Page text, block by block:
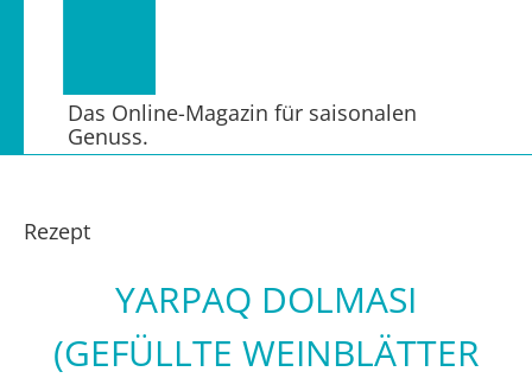
Das Online-Magazin für saisonalen
Genuss.
Rezept
YARPAQ DOLMASI
(GEFÜLLTE WEINBLÄTTER